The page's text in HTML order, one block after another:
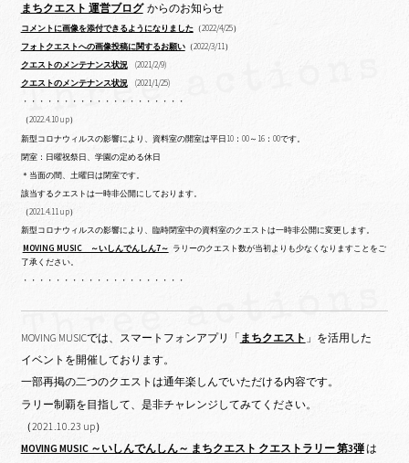
まちクエスト 運営ブログからのお知らせ
コメントに画像を添付できるようになりました（2022/4/25）
フォトクエストへの画像投稿に関するお願い（2022/3/11）
クエストのメンテナンス状況(2021/2/9)
クエストのメンテナンス状況(2021/1/25)
・・・・・・・・・・・・・・・・・・・・
（2022.4.10 up）
新型コロナウィルスの影響により、資料室の開室は平日10：00～16：00です。
閉室：日曜祝祭日、学園の定める休日
＊当面の間、土曜日は閉室です。
該当するクエストは一時非公開にしております。
（2021.4.11 up）
新型コロナウィルスの影響により、臨時閉室中の資料室のクエストは一時非公開に変更します。
MOVING MUSIC ～いしんでんしん7～ ラリーのクエスト数が当初よりも少なくなりますことをご
了承ください。
・・・・・・・・・・・・・・・・・・・・
MOVING MUSICでは、スマートフォンアプリ「 まちクエスト 」を活用した
イベントを開催しております。
一部再掲の二つのクエストは通年楽しんでいただける内容です。
ラリー制覇を目指して、是非チャレンジしてみてください。
（2021.10.23 up）
MOVING MUSIC ～いしんでんしん～ まちクエスト クエストラリー 第3弾は